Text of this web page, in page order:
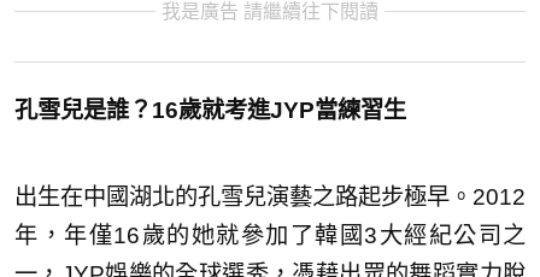
我是廣告 請繼續往下閱讀
孔雪兒是誰？16歲就考進JYP當練習生
出生在中國湖北的孔雪兒演藝之路起步極早。2012
年，年僅16歲的她就參加了韓國3大經紀公司之